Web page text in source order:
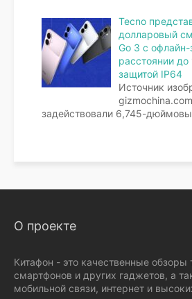
Tecno
долларовый
Go 3 с
расстоянии до
защитой IP64
Источник
задействовали 6,745-
О проекте
Китафон - это качественные обзоры
смартфонов и других гаджетов, а
мобильной связи, интернет и